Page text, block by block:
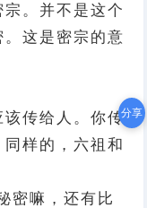
。并不是这个
这是密宗的意
该传给人。你传
样的，六祖和
密嘛，还有比
分享